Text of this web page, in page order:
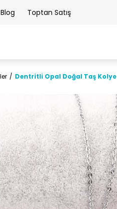
Blog Toptan Satış
Dentritli Opal Doğal Taş Kolye